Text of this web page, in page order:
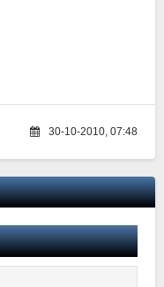
30-10-2010, 07:48